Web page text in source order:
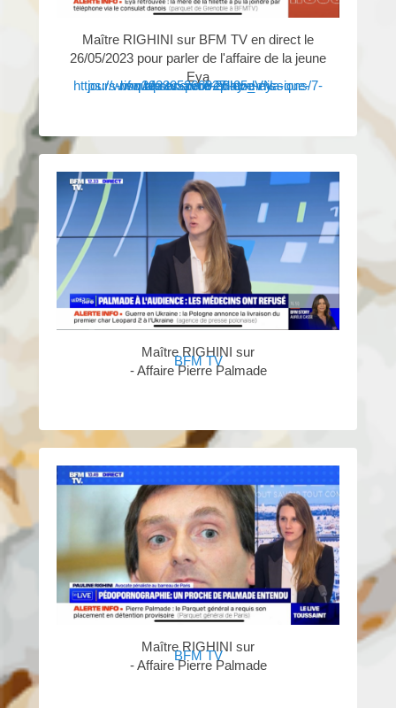
Maître RIGHINI sur BFM TV en direct le
26/05/2023 pour parler de l'affaire de la jeune
Eya
https://www.bfmtv.com/replay-emissions/7-jours-bfm/apres-avoir-enleve-eya-que-risque-son-pere-26-05_VN-202305260927.html
Maître RIGHINI sur
BFM TV
- Affaire Pierre Palmade
Maître RIGHINI sur
BFM TV
- Affaire Pierre Palmade